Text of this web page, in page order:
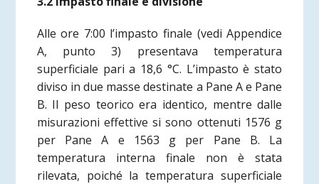
Alle ore 7:00 l’impasto finale (vedi Appendice
A, punto 3) presentava temperatura
superficiale pari a 18,6 °C. L’impasto è stato
diviso in due masse destinate a Pane A e Pane
B. Il peso teorico era identico, mentre dalle
misurazioni effettive si sono ottenuti 1576 g
per Pane A e 1563 g per Pane B. La
temperatura interna finale non è stata
rilevata, poiché la temperatura superficiale